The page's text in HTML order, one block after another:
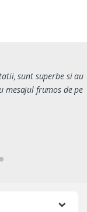
sunt superbe si au
mesajul frumos de pe